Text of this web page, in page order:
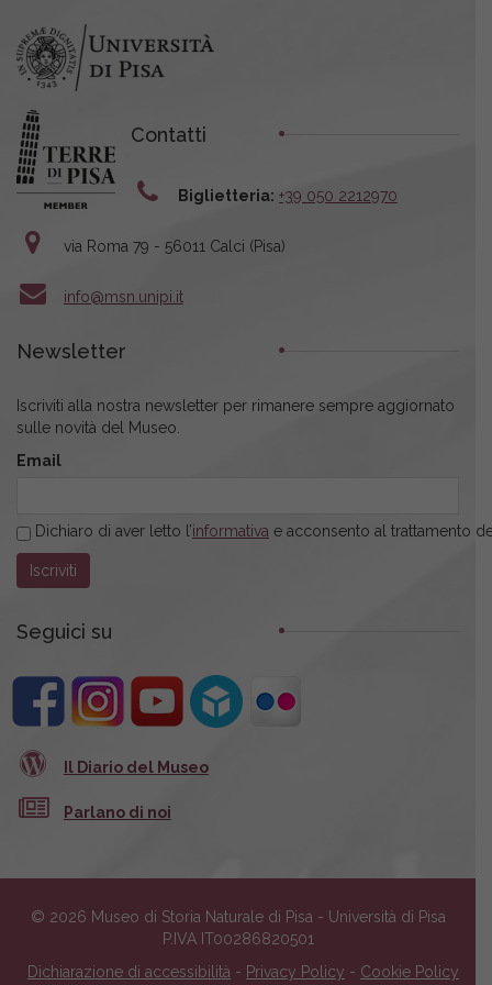
Contatti
Biglietteria: +39 050 2212970
via Roma 79 - 56011 Calci (Pisa)
info@msn.unipi.it
Newsletter
Iscriviti alla nostra newsletter per rimanere sempre aggiornato
sulle novità del Museo.
Email
Dichiaro di aver letto l’informativa e acconsento al trattamento
Seguici su
Il Diario del Museo
Parlano di noi
© 2026 Museo di Storia Naturale di Pisa - Università di Pisa
P.IVA IT00286820501
Dichiarazione di accessibilità - Privacy Policy - Cookie Policy